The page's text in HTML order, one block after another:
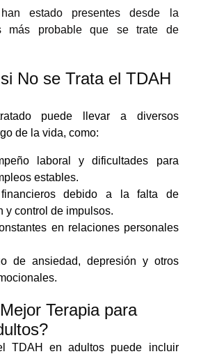
han estado presentes desde la
más probable que se trate de
No se Trata el TDAH
puede llevar a diversos
de la vida, como:
laboral y dificultades para
estables.
financieros debido a la falta de
y control de impulsos.
en relaciones personales
de ansiedad, depresión y otros
Terapia para
TDAH en adultos puede incluir